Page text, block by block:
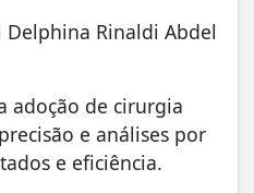
Rinaldi Abdel
adoção de cirurgia
e análises por
e eficiência.